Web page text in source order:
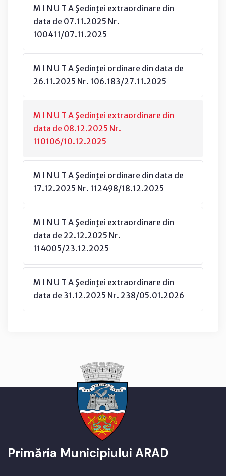
M I N U T A Şedinţei extraordinare din
data de 07.11.2025 Nr.
100411/07.11.2025
M I N U T A Şedinţei ordinare din data de
26.11.2025 Nr. 106.183/27.11.2025
M I N U T A Şedinţei extraordinare din
data de 08.12.2025 Nr.
110106/10.12.2025
M I N U T A Şedinţei ordinare din data de
17.12.2025 Nr. 112498/18.12.2025
M I N U T A Şedinţei extraordinare din
data de 22.12.2025 Nr.
114005/23.12.2025
M I N U T A Şedinţei extraordinare din
data de 31.12.2025 Nr. 238/05.01.2026
Primăria Municipiului ARAD